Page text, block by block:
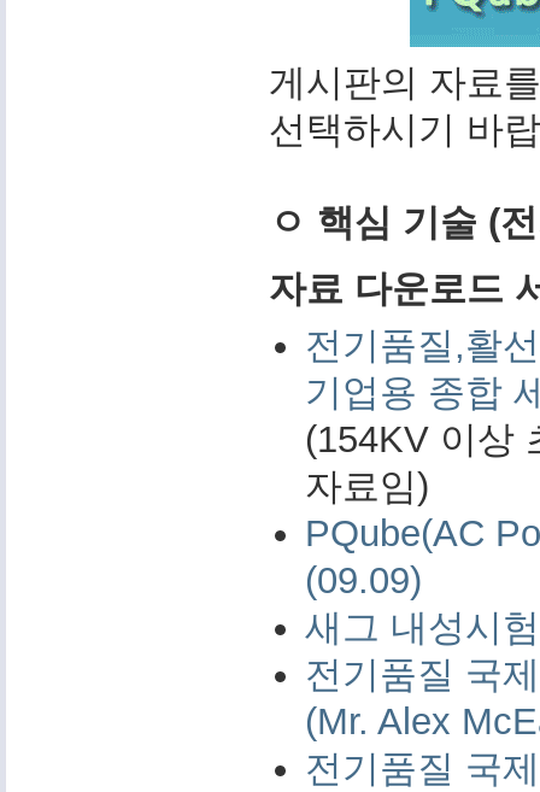
게시판의 자료
선택하시기 바
ㅇ 핵심 기술 (
자료 다운로드
전기품질,활
기업용 종합
(154KV 이상
자료임)
PQube(AC
(09.09)
새그 내성시
전기품질 국
(Mr. Alex
전기품질 국